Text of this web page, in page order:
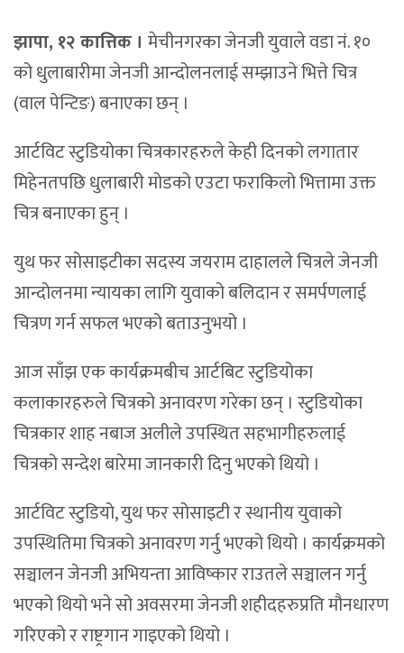
झापा, १२ कात्तिक । मेचीनगरका जेनजी युवाले वडा नं. १०
को धुलाबारीमा जेनजी आन्दोलनलाई सम्झाउने भित्ते चित्र
(वाल पेन्टिङ) बनाएका छन् ।
आर्टविट स्टुडियोका चित्रकारहरुले केही दिनको लगातार
मिहेनतपछि धुलाबारी मोडको एउटा फराकिलो भित्तामा उक्त
चित्र बनाएका हुन् ।
युथ फर सोसाइटीका सदस्य जयराम दाहालले चित्रले जेनजी
आन्दोलनमा न्यायका लागि युवाको बलिदान र समर्पणलाई
चित्रण गर्न सफल भएको बताउनुभयो ।
आज साँझ एक कार्यक्रमबीच आर्टबिट स्टुडियोका
कलाकारहरुले चित्रको अनावरण गरेका छन् । स्टुडियोका
चित्रकार शाह नबाज अलीले उपस्थित सहभागीहरुलाई
चित्रको सन्देश बारेमा जानकारी दिनु भएको थियो ।
आर्टविट स्टुडियो, युथ फर सोसाइटी र स्थानीय युवाको
उपस्थितिमा चित्रको अनावरण गर्नु भएको थियो । कार्यक्रमको
सञ्चालन जेनजी अभियन्ता आविष्कार राउतले सञ्चालन गर्नु
भएको थियो भने सो अवसरमा जेनजी शहीदहरुप्रति मौनधारण
गरिएको र राष्ट्रगान गाइएको थियो ।